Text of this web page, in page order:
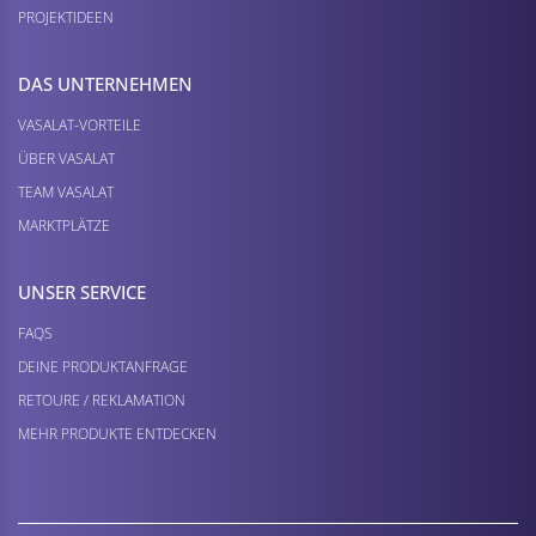
PROJEKTIDEEN
DAS UNTERNEHMEN
VASALAT-VORTEILE
ÜBER VASALAT
TEAM VASALAT
MARKTPLÄTZE
UNSER SERVICE
FAQS
DEINE PRODUKTANFRAGE
RETOURE / REKLAMATION
MEHR PRODUKTE ENTDECKEN